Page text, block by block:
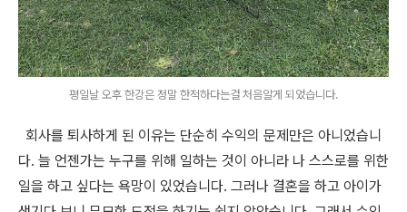
평일날 오후 한강은 정말 한적하다는걸 처음알게 되었습니다.
회사를 퇴사하게 된 이유는 단순히 수익의 문제만은 아니었습니
다. 늘 언젠가는 누구를 위해 일하는 것이 아니라 나 스스로를 위한
일을 하고 싶다는 욕망이 있었습니다. 그러나 결혼을 하고 아이가